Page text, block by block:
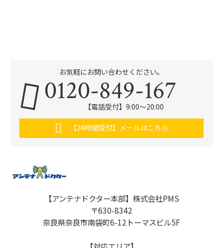
お気軽にお問い合わせください。
0120-849-167
【電話受付】9:00〜20:00
【24時間受付】メールはこちら
【アンテナドクター本部】株式会社PMS
〒630-8342
奈良県奈良市南袋町6-12トーマスビル5F